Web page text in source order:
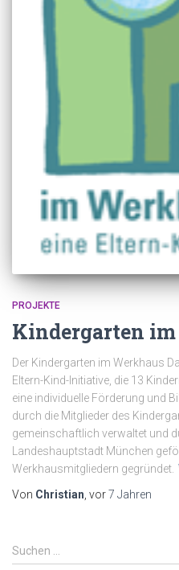
PROJEKTE
Kindergarten
Der Kindergarten im Werkhaus
Eltern-Kind-Initiative, die 13
eine individuelle Förderung und
durch die Mitglieder des
gemeinschaftlich verwaltet und
Landeshauptstadt München
Werkhausmitgliedern gegründet.
Von Christian, vor7 Jahren
S
u
Suchen …